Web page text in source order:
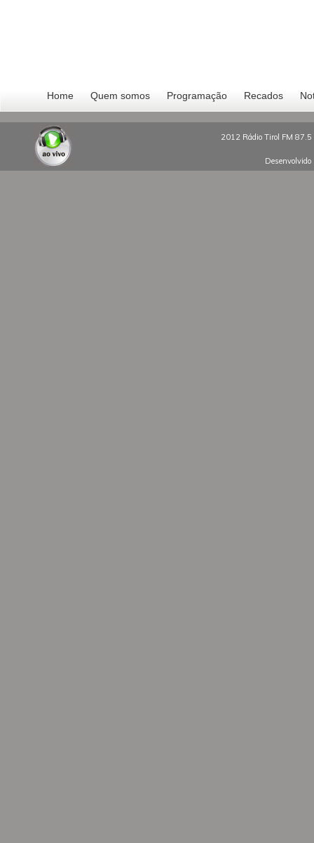
Home Quem somos Programação Recados
2012 Rádio Tirol FM 87.5